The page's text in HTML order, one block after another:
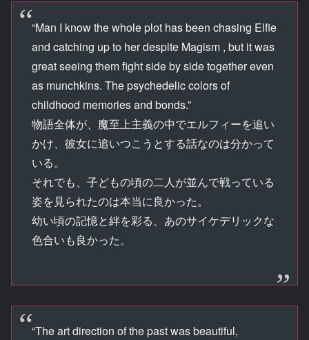
“Man I know the whole plot has been chasing Elfie
and catching up to her despite Magism , but it was
great seeing them fight side by side together even
as munchkins. The psychedelic colors of
childhood memories and bonds.”
物語全体が、魔至上主義の中でエルフィーを追い
かけ、彼女に追いつこうとする話なのは分かって
いる。
それでも、子どもの頃の二人が並んで戦っている
姿を見られたのは本当に良かった。
幼い頃の記憶と絆を彩る、あのサイケデリックな
色合いも良かった。
“The art direction of the past was beautiful,